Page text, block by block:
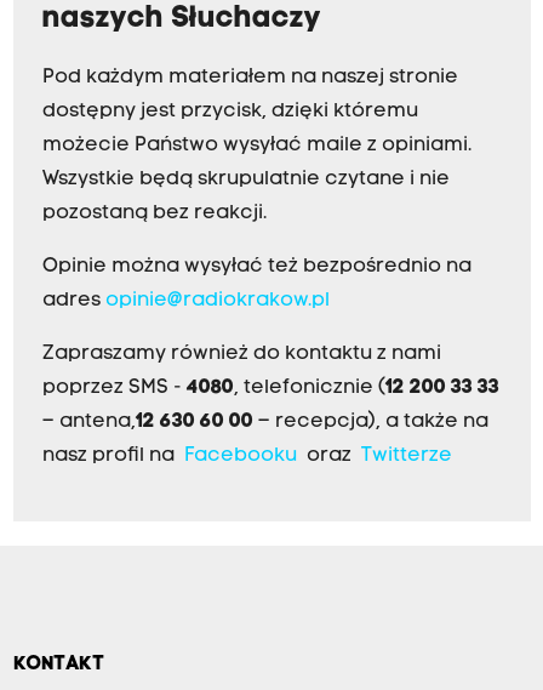
naszych Słuchaczy
Pod każdym materiałem na naszej stronie
dostępny jest przycisk, dzięki któremu
możecie Państwo wysyłać maile z opiniami.
Wszystkie będą skrupulatnie czytane i nie
pozostaną bez reakcji.
Opinie można wysyłać też bezpośrednio na
adres opinie@radiokrakow.pl
Zapraszamy również do kontaktu z nami
poprzez SMS - 4080, telefonicznie (12 200 33 33
– antena,12 630 60 00 – recepcja), a także na
nasz profil na Facebookuoraz Twitterze
KONTAKT